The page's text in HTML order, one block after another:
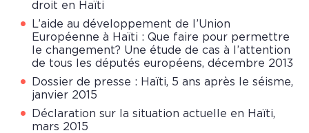
droit en Haïti
L’aide au développement de l’Union
Européenne à Haïti : Que faire pour permettre
le changement? Une étude de cas à l’attention
de tous les députés européens, décembre 2013
Dossier de presse : Haïti, 5 ans après le séisme
janvier 2015
Déclaration sur la situation actuelle en Haïti
mars 2015